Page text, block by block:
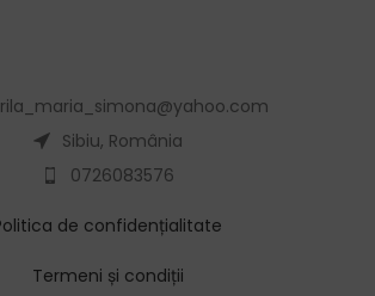
Sibiu, România
0726083576
de confidențialitate
Termeni și condiții